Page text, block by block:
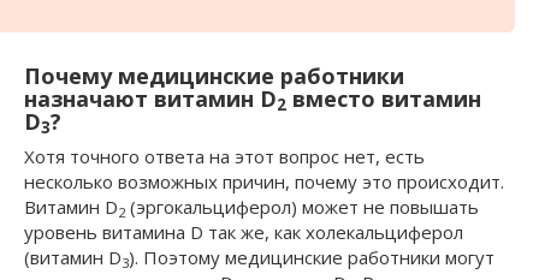
Почему медицинские работники
назначают витамин D2 вместо витамин
D3?
Хотя точного ответа на этот вопрос нет, есть
несколько возможных причин, почему это происходит.
Витамин D2 (эргокальциферол) может не повышать
уровень витамина D так же, как холекальциферол
(витамин D3). Поэтому медицинские работники могут